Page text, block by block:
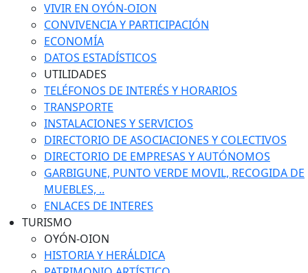
VIVIR EN OYÓN-OION
CONVIVENCIA Y PARTICIPACIÓN
ECONOMÍA
DATOS ESTADÍSTICOS
UTILIDADES
TELÉFONOS DE INTERÉS Y HORARIOS
TRANSPORTE
INSTALACIONES Y SERVICIOS
DIRECTORIO DE ASOCIACIONES Y COLECTIVOS
DIRECTORIO DE EMPRESAS Y AUTÓNOMOS
GARBIGUNE, PUNTO VERDE MOVIL, RECOGIDA DE
MUEBLES, ..
ENLACES DE INTERES
TURISMO
OYÓN-OION
HISTORIA Y HERÁLDICA